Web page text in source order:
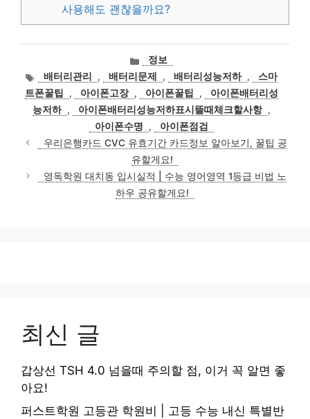
사용해도 괜찮을까요?
카
테
고
리
정보
태
그
배터리관리 , 배터리문제 , 배터리성능저하 ,
스마
트폰꿀팁
, 아이폰고장 , 아이폰꿀팁 ,
아이폰배터리성
능저하 , 아이폰배터리성능저하표시뜰때체크할사항 ,
아이폰수명
,
아이폰점검
우리은행카드 CVC 유효기간 카드정보 알아보기, 꿀팁 공
유할게요!
영독학원 대치동 입시실적 | 수능 영어영역 1등급 비법 노
하우 공유할게요!
최신 글
갑상선 TSH 4.0 넘을때 주의할 점, 이거 꼭 알면 좋
아요!
퍼스트학원 고등관 학원비 | 고등 수능 내신 특별반